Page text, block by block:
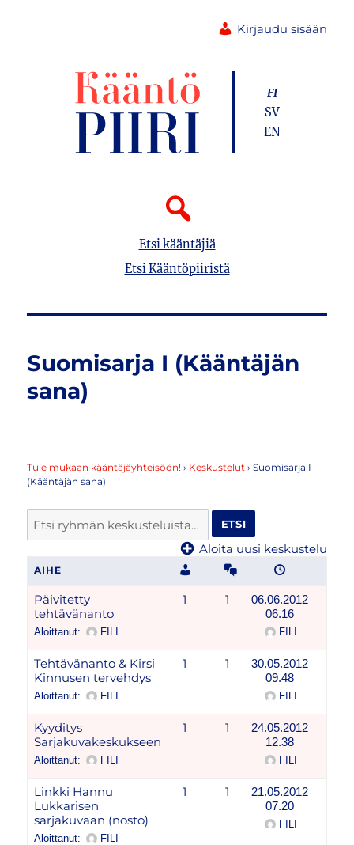
Kirjaudu sisään
Etsi kääntäjiä
Etsi Kääntöpiiristä
FI
SV
EN
Suomisarja I (Kääntäjän
sana)
Tule mukaan kääntäjäyhteisöön! › Keskustelut › Suomisarja I
(Kääntäjän sana)
Aloita uusi keskustelu
AIHE
Päivitetty
tehtävänanto
Aloittanut: FILI
1 1
06.06.2012
06.16
FILI
Tehtävänanto & Kirsi
Kinnusen tervehdys
Aloittanut: FILI
1 1
30.05.2012
09.48
FILI
Kyyditys
Sarjakuvakeskukseen
Aloittanut: FILI
1 1
24.05.2012
12.38
FILI
Linkki Hannu
Lukkarisen
sarjakuvaan (nosto)
Aloittanut: FILI
1 1
21.05.2012
07.20
FILI